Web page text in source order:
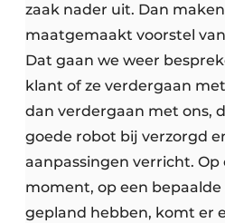
zaak nader uit. Dan
maatgemaakt voorstel
Dat gaan we weer
klant of ze verdergaan
dan verdergaan met ons,
goede robot bij verzorgd
aanpassingen verricht. Op
moment, op een
gepland hebben, komt er